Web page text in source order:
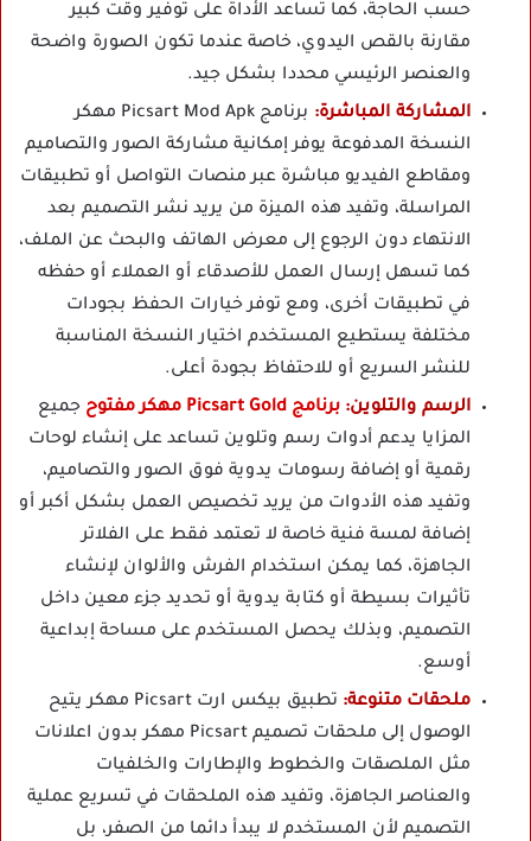
حسب الحاجة، كما تساعد الأداة على توفير وقت كبير
مقارنة بالقص اليدوي، خاصة عندما تكون الصورة واضحة
والعنصر الرئيسي محددا بشكل جيد.
المشاركة المباشرة:
برنامج Picsart Mod Apk مهكر
النسخة المدفوعة يوفر إمكانية مشاركة الصور والتصاميم
ومقاطع الفيديو مباشرة عبر منصات التواصل أو تطبيقات
المراسلة، وتفيد هذه الميزة من يريد نشر التصميم بعد
الانتهاء دون الرجوع إلى معرض الهاتف والبحث عن الملف،
كما تسهل إرسال العمل للأصدقاء أو العملاء أو حفظه
في تطبيقات أخرى، ومع توفر خيارات الحفظ بجودات
مختلفة يستطيع المستخدم اختيار النسخة المناسبة
للنشر السريع أو للاحتفاظ بجودة أعلى.
الرسم والتلوين: برنامج Picsart Gold مهكر مفتوح
جميع
المزايا يدعم أدوات رسم وتلوين تساعد على إنشاء لوحات
رقمية أو إضافة رسومات يدوية فوق الصور والتصاميم،
وتفيد هذه الأدوات من يريد تخصيص العمل بشكل أكبر أو
إضافة لمسة فنية خاصة لا تعتمد فقط على الفلاتر
الجاهزة، كما يمكن استخدام الفرش والألوان لإنشاء
تأثيرات بسيطة أو كتابة يدوية أو تحديد جزء معين داخل
التصميم، وبذلك يحصل المستخدم على مساحة إبداعية
أوسع.
ملحقات متنوعة:
تطبيق بيكس ارت Picsart مهكر يتيح
الوصول إلى ملحقات تصميم Picsart مهكر بدون اعلانات
مثل الملصقات والخطوط والإطارات والخلفيات
والعناصر الجاهزة، وتفيد هذه الملحقات في تسريع عملية
التصميم لأن المستخدم لا يبدأ دائما من الصفر، بل